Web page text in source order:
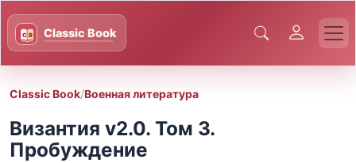
Classic Book/Военная литература
Византия v2.0. Том 3.
Пробуждение